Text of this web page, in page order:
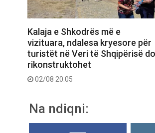
Kalaja e Shkodrës më e
vizituara, ndalesa kryesore për
turistët në Veri të Shqipërisë do
rikonstruktohet
02/08 20:05
Na ndiqni: